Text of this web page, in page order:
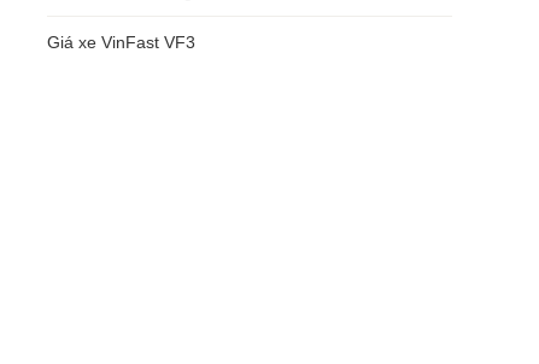
Giá xe VinFast VF3